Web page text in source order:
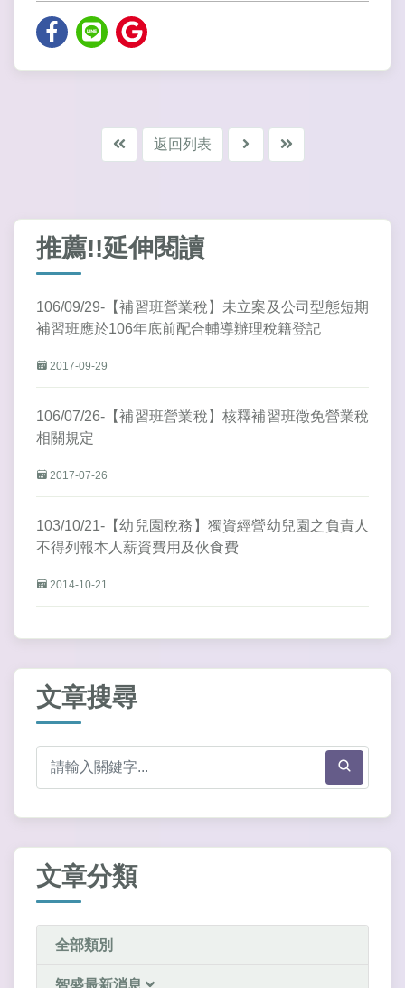
返回列表
推薦!!延伸閱讀
106/09/29-【補習班營業稅】未立案及公司型態短期
補習班應於106年底前配合輔導辦理稅籍登記
2017-09-29
106/07/26-【補習班營業稅】核釋補習班徵免營業稅
相關規定
2017-07-26
103/10/21-【幼兒園稅務】獨資經營幼兒園之負責人
不得列報本人薪資費用及伙食費
2014-10-21
文章搜尋
文章分類
全部類別